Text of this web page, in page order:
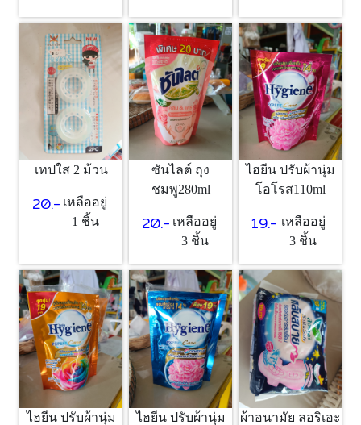
เทปใส 2 ม้วน
20.- เหลืออยู่
1 ชิ้น
ซันไลต์ ถุง
ชมพู280ml
20.- เหลืออยู่
3 ชิ้น
ไฮยีน ปรับผ้านุ่ม
โอโรส110ml
19.- เหลืออยู่
3 ชิ้น
ไฮยีน ปรับผ้านุ่ม
ไฮยีน ปรับผ้านุ่ม
ผ้าอนามัย ลอริเอะ